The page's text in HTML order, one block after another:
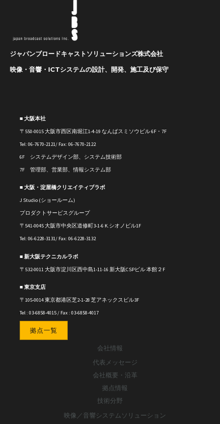
ジャパンブロードキャストソリューションズ株式会社
映像・音響・ICTシステムの設計、開発、施工及び保守
■ 大阪本社
〒550-0015 大阪市西区南堀江1-4-19 なんばスミソウビル 6F・7F
Tel: 06-7670-2121/ Fax: 06-7670-2122
6F システムデザイン部、システム技術部
7F 管理部、営業部、情報システム部
■ 大阪・淀屋橋クリエイティブラボ
J Studio (ショールーム)
プロダクトサービスグループ
〒541-0045 大阪市中央区道修町3-1-6 K.シオノビル1F
Tel: 06-6228-3131/ Fax: 06-6228-3132
■ 新大阪テクニカルラボ
〒 532-0011大阪市淀川区西中島1-11-16 新大阪CSPビル 本館２F
■ 東京支店
〒105-0014 東京都港区芝2-1-28 芝アネックスビル3F
Tel : 03-6858-4015 / Fax : 03-6858-4017
拠点一覧
会社情報
代表メッセージ
会社概要・沿革
拠点情報
技術分野
映像／音響システムソリューション